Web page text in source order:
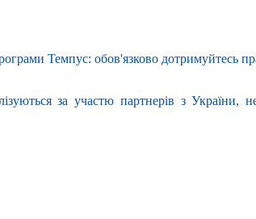
Темпус: обов'язково дотримуйтесь
за участю партнерів з України,